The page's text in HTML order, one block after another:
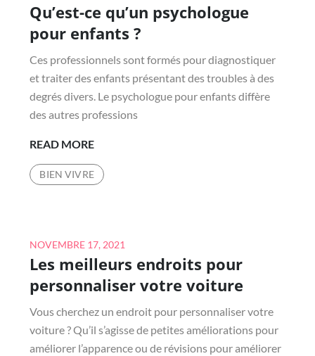
on
Qu’est-ce qu’un psychologue
pour enfants ?
Ces professionnels sont formés pour diagnostiquer
et traiter des enfants présentant des troubles à des
degrés divers. Le psychologue pour enfants diffère
des autres professions
READ MOREQU’EST-
CE
QU’UN
BIEN VIVRE
Posted
on
NOVEMBRE 17, 2021
Les meilleurs endroits pour
personnaliser votre voiture
Vous cherchez un endroit pour personnaliser votre
voiture ? Qu’il s’agisse de petites améliorations pour
améliorer l’apparence ou de révisions pour améliorer